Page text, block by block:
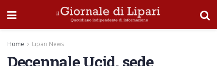
Home Lipari News
Decennale Ucid, sede